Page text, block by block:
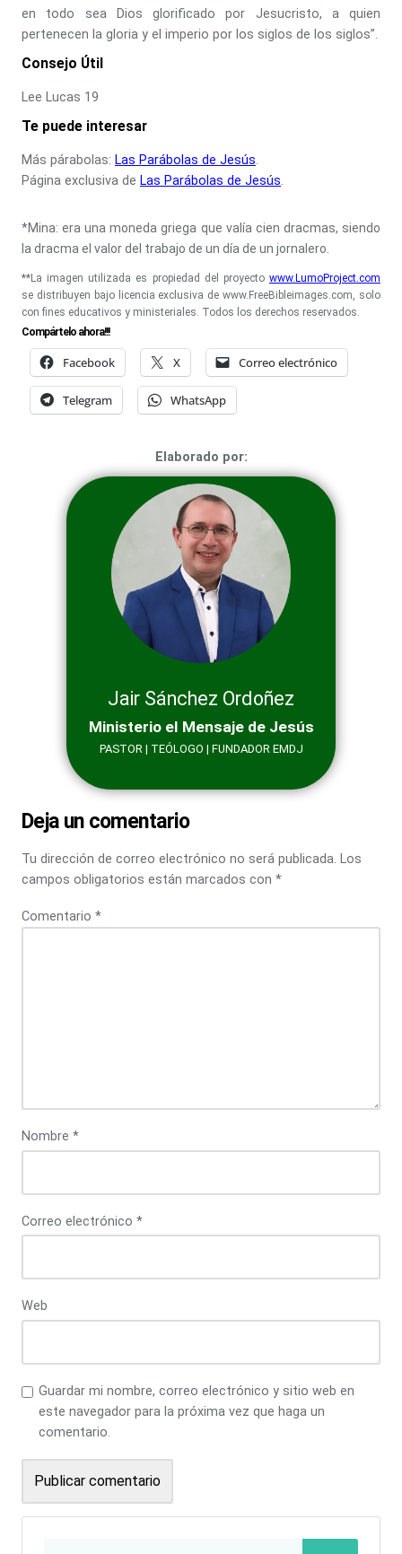
en todo sea Dios glorificado por Jesucristo, a quien
pertenecen la gloria y el imperio por los siglos de los siglos”.
Consejo Útil
Lee Lucas 19
Te puede interesar
Más párabolas: Las Parábolas de Jesús.
Página exclusiva de Las Parábolas de Jesús.
*Mina: era una moneda griega que valía cien dracmas, siendo
la dracma el valor del trabajo de un día de un jornalero.
**La imagen utilizada es propiedad del proyecto www.LumoProject.com
se distribuyen bajo licencia exclusiva de www.FreeBibleimages.com, solo
con fines educativos y ministeriales. Todos los derechos reservados.
Compártelo ahora!!!
Facebook X Correo electrónico
Telegram WhatsApp
Elaborado por:
Jair Sánchez Ordoñez
Ministerio el Mensaje de Jesús
PASTOR | TEÓLOGO | FUNDADOR EMDJ
Deja un comentario
Tu dirección de correo electrónico no será publicada. Los
campos obligatorios están marcados con *
Comentario *
Nombre *
Correo electrónico *
Web
Guardar mi nombre, correo electrónico y sitio web en
este navegador para la próxima vez que haga un
comentario.